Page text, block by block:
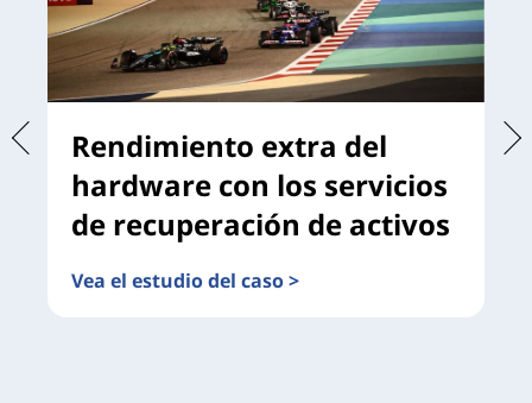
Rendimiento extra del
hardware con los servicios
de recuperación de activos
Vea el estudio del caso >